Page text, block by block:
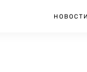
НОВОСТИ